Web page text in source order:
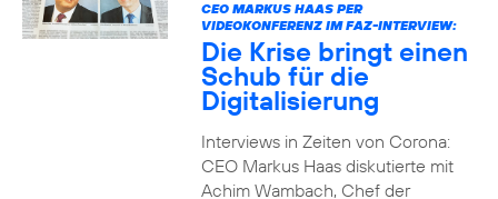
CEO MARKUS HAAS PER
VIDEOKONFERENZ IM FAZ-INTERVIEW:
Die Krise bringt einen
Schub für die
Digitalisierung
Interviews in Zeiten von Corona:
CEO Markus Haas diskutierte mit
Achim Wambach, Chef der